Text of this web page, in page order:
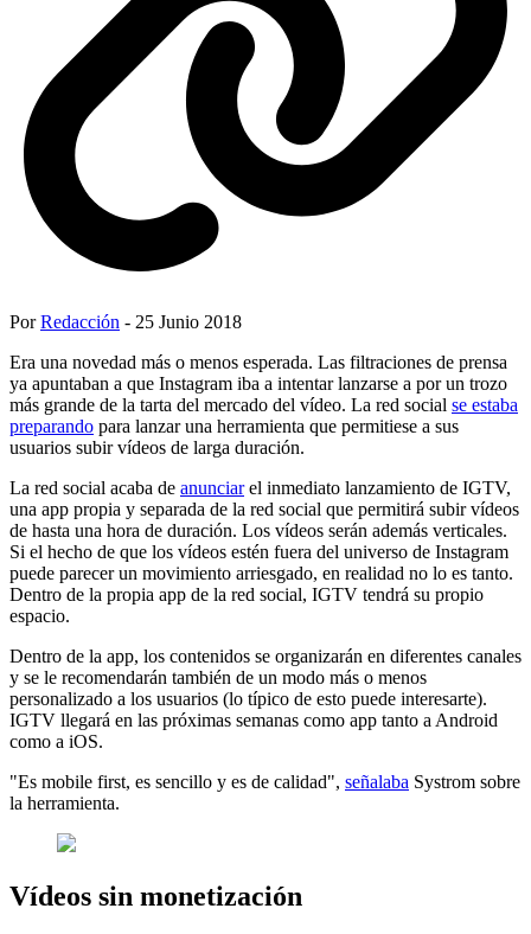
PorRedacción - 25 Junio 2018
Era una novedad más o menos esperada. Las filtraciones de prensa
ya apuntaban a que Instagram iba a intentar lanzarse a por un trozo
más grande de la tarta del mercado del vídeo. La red social se estaba
preparando para lanzar una herramienta que permitiese a sus
usuarios subir vídeos de larga duración.
La red social acaba de anunciarel inmediato lanzamiento de IGTV,
una app propia y separada de la red social que permitirá subir vídeos
de hasta una hora de duración. Los vídeos serán además verticales.
Si el hecho de que los vídeos estén fuera del universo de Instagram
puede parecer un movimiento arriesgado, en realidad no lo es tanto.
Dentro de la propia app de la red social, IGTV tendrá su propio
espacio.
Dentro de la app, los contenidos se organizarán en diferentes canales
y se le recomendarán también de un modo más o menos
personalizado a los usuarios (lo típico de esto puede interesarte).
IGTV llegará en las próximas semanas como app tanto a Android
como a iOS.
"Es mobile first, es sencillo y es de calidad", señalaba Systrom sobre
la herramienta.
Vídeos sin monetización